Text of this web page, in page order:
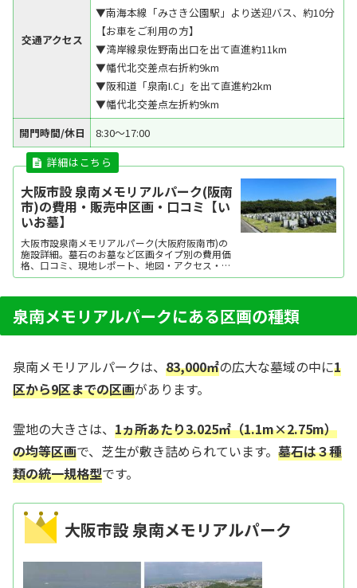
交通アクセス
▼南海本線「みさき公園駅」より送迎バス、約10分
【お車をご利用の方】
▼湾岸線泉佐野南出口を出て直進約11km
▼幡代北交差点右折約9km
▼阪和道「泉南I.C」を出て直進約2km
▼幡代北交差点左折約9km
開門時間/休日
8:30～17:00
大阪市設 泉南メモリアルパーク(阪南
市)の費用・販売中区画・口コミ【い
いお墓】
大阪市設泉南メモリアルパーク(大阪府阪南市)の
施設詳細。墓石のお墓など区画タイプ別の費用価
格、口コミ、現地レポート、地図・アクセス・駐
車場情報などを掲載。霊園・墓地をお探しなら日
任せください。資料請求・見学予約・お墓の相談
はすべて無料！建墓のポイント、石材店の選び方
など、お墓...
泉南メモリアルパークにある区画の種類
泉南メモリアルパークは、 83,000㎡の広大な墓域の中に1
区から9区までの区画があります。
霊地の大きさは、 1ヵ所あたり3.025㎡（1.1m×2.75m）
の均等区画で、芝生が敷き詰められています。 墓石は３種
類の統一規格型です。
大阪市設 泉南メモリアルパーク